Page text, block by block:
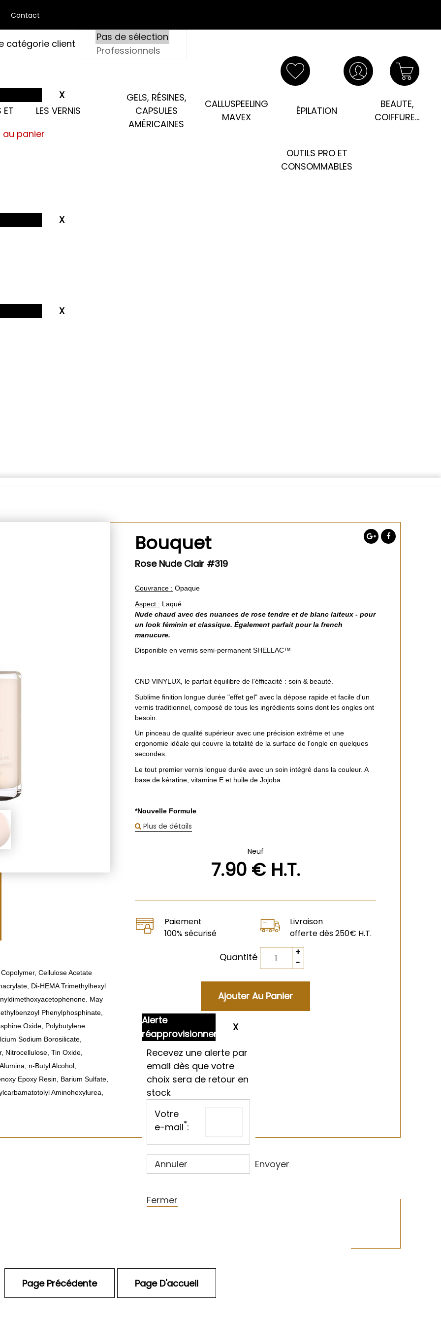
Contact
catégorie client
panier
ET LES VERNIS
GELS, RÉSINES,
CAPSULES
AMÉRICAINES
CALLUSPEELING
MAVEX
ÉPILATION
BEAUTE,
COIFFURE...
OUTILS PRO ET
CONSOMMABLES
Bouquet
Rose Nude Clair #319
Couvrance : Opaque
Aspect : Laqué
Nude chaud avec des nuances de rose tendre et de blanc laiteux - pour
un look féminin et classique. Également parfait pour la french
manucure.
Disponible en vernis semi-permanent SHELLAC™
CND VINYLUX, le parfait équilibre de l'éfficacité : soin & beauté.
Sublime finition longue durée "effet gel" avec la dépose rapide et facile d'un
vernis traditionnel, composé de tous les ingrédients soins dont les ongles ont
besoin.
Un pinceau de qualité supérieur avec une précision extrême et une
ergonomie idéale qui couvre la totalité de la surface de l'ongle en quelques
secondes.
Le tout premier vernis longue durée avec un soin intégré dans la couleur. A
base de kératine, vitamine E et huile de Jojoba.
*Nouvelle Formule
Plus de détails
Neuf
7.90€ H.T.
Paiement
100% sécurisé
Livraison
offerte dès 250€ H.T.
Quantité
Alerte
réapprovisionnement
Recevez une alerte par
email dès que votre
choix sera de retour en
stock
Votre
e-mail*:
Annuler Envoyer
Fermer
Cellulose Acetate
Di-HEMA Trimethylhexyl
May
Phenylphosphinate,
Oxide, Polybutylene
Sodium Borosilicate,
Nitrocellulose, Tin Oxide,
n-Butyl Alcohol,
Epoxy Resin, Barium Sulfate,
Aminohexylurea,